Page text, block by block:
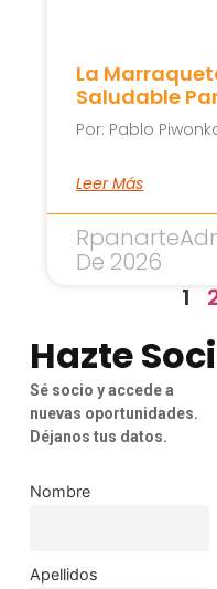
La
Saludable
Por: Pablo
Leer Más
De 2026
1
Hazte
Sé socio y accede a
nuevas oportunidades.
Déjanos tus datos.
Nombre
Apellidos